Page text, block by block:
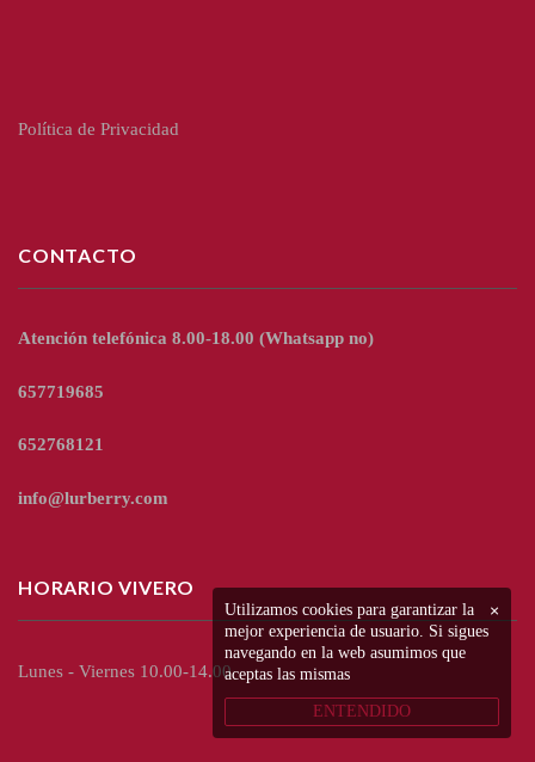
Política de Privacidad
CONTACTO
Atención telefónica 8.00-18.00 (Whatsapp no)
657719685
652768121
info@lurberry.com
HORARIO VIVERO
Lunes - Viernes 10.00-14.00
×
Utilizamos cookies para garantizar la
mejor experiencia de usuario. Si sigues
navegando en la web asumimos que
aceptas las mismas
ENTENDIDO